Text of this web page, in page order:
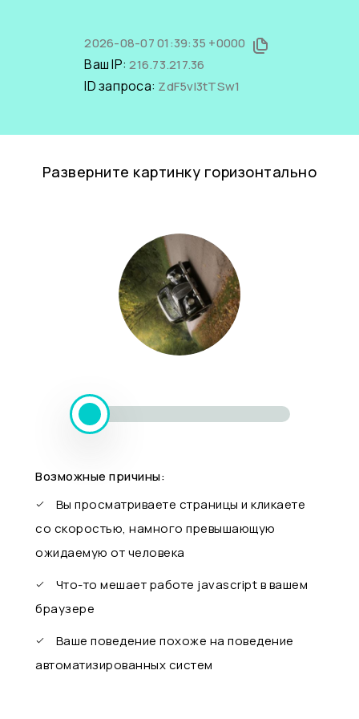
2026-08-07 01:39:35 +0000
Ваш IP:216.73.217.36
ID запроса: ZdF5vl3tTSw1
Разверните картинку горизонтально
Возможные причины:
Вы просматриваете страницы и кликаете
со скоростью, намного превышающую
ожидаемую от человека
Что-то мешает работе javascript в вашем
браузере
Ваше поведение похоже на поведение
автоматизированных систем